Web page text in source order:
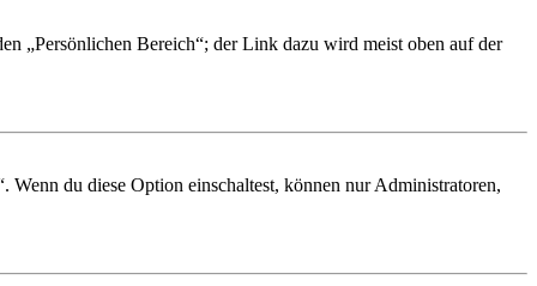
„Persönlichen Bereich“; der Link dazu wird meist oben auf der
du diese Option einschaltest, können nur Administratoren,